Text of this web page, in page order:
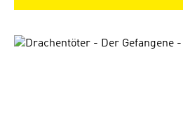
Bildergalerie überspringen